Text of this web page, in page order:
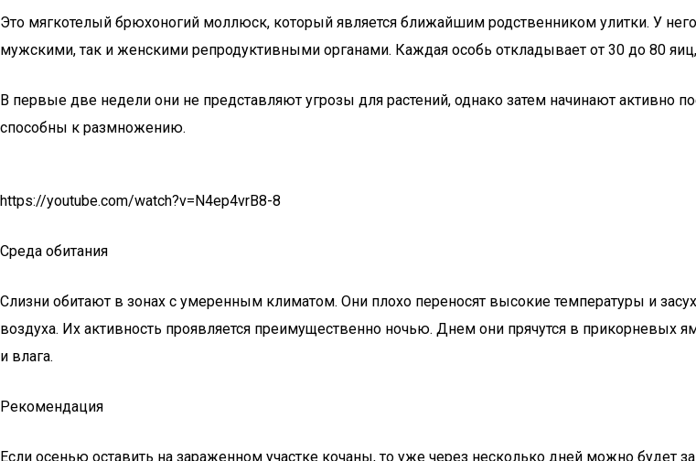
Это мягкотелый брюхоногий моллюск, который является ближайшим родственником улитки. У
мужскими, так и женскими репродуктивными органами. Каждая особь откладывает от 30 до 80
В первые две недели они не представляют угрозы для растений, однако затем начинают активно
способны к размножению.
https://youtube.com/watch?v=N4ep4vrB8-8
Среда обитания
Слизни обитают в зонах с умеренным климатом. Они плохо переносят высокие температуры и
воздуха. Их активность проявляется преимущественно ночью. Днем они прячутся в прикорневых
и влага.
Рекомендация
Если осенью оставить на зараженном участке кочаны, то уже через несколько дней можно будет